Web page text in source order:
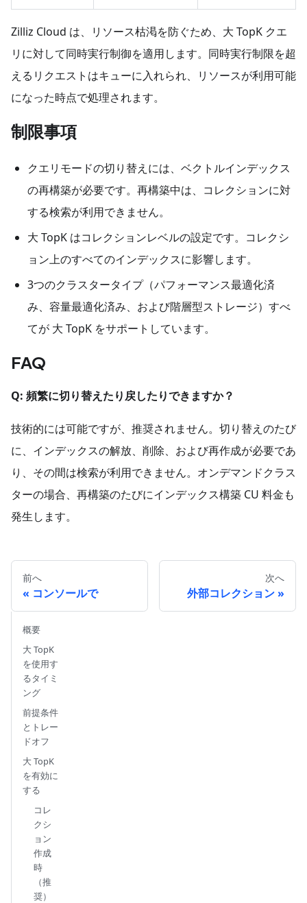
Zilliz Cloud は、リソース枯渇を防ぐため、大 TopK クエ
リに対して同時実行制御を適用します。同時実行制限を超
えるリクエストはキューに入れられ、リソースが利用可能
になった時点で処理されます。
制限事項
クエリモードの切り替えには、ベクトルインデックス
の再構築が必要です。再構築中は、コレクションに対
する検索が利用できません。
大 TopK はコレクションレベルの設定です。コレクシ
ョン上のすべてのインデックスに影響します。
3つのクラスタータイプ（パフォーマンス最適化済
み、容量最適化済み、および階層型ストレージ）すべ
てが 大 TopK をサポートしています。
FAQ
Q: 頻繁に切り替えたり戻したりできますか？
技術的には可能ですが、推奨されません。切り替えのたび
に、インデックスの解放、削除、および再作成が必要であ
り、その間は検索が利用できません。オンデマンドクラス
ターの場合、再構築のたびにインデックス構築 CU 料金も
発生します。
前へ
コンソールで
次へ
外部コレクション
概要
大 TopK
を使用す
るタイミ
ング
前提条件
とトレー
ドオフ
大 TopK
を有効に
する
コレ
クシ
ョン
作成
時
（推
奨）